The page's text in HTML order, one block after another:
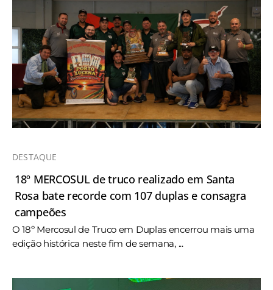
DESTAQUE
18º MERCOSUL de truco realizado em Santa
Rosa bate recorde com 107 duplas e consagra
campeões
O 18º Mercosul de Truco em Duplas encerrou mais uma
edição histórica neste fim de semana, ...